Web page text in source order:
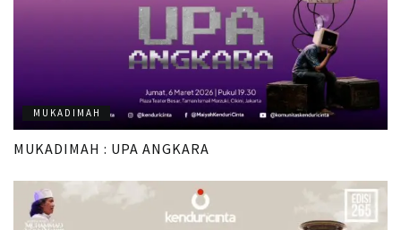
MUKADIMAH
MUKADIMAH : UPA ANGKARA